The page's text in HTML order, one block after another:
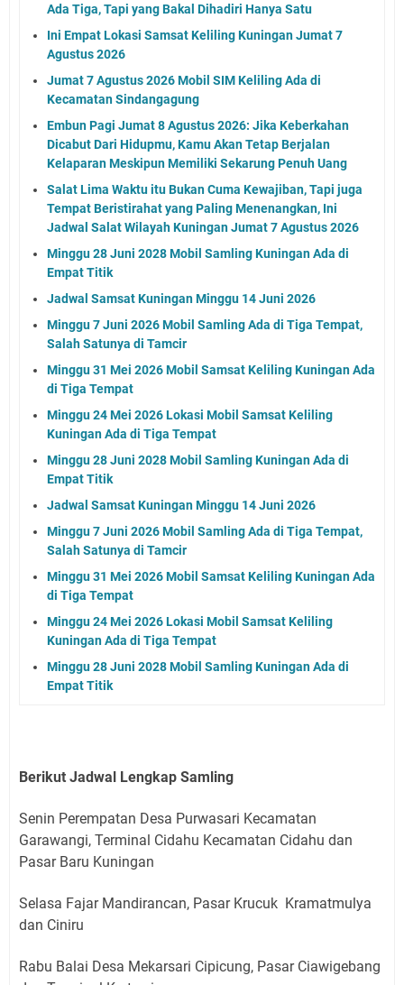
Ada Tiga, Tapi yang Bakal Dihadiri Hanya Satu
Ini Empat Lokasi Samsat Keliling Kuningan Jumat 7
Agustus 2026
Jumat 7 Agustus 2026 Mobil SIM Keliling Ada di
Kecamatan Sindangagung
Embun Pagi Jumat 8 Agustus 2026: Jika Keberkahan
Dicabut Dari Hidupmu, Kamu Akan Tetap Berjalan
Kelaparan Meskipun Memiliki Sekarung Penuh Uang
Salat Lima Waktu itu Bukan Cuma Kewajiban, Tapi juga
Tempat Beristirahat yang Paling Menenangkan, Ini
Jadwal Salat Wilayah Kuningan Jumat 7 Agustus 2026
Minggu 28 Juni 2028 Mobil Samling Kuningan Ada di
Empat Titik
Jadwal Samsat Kuningan Minggu 14 Juni 2026
Minggu 7 Juni 2026 Mobil Samling Ada di Tiga Tempat,
Salah Satunya di Tamcir
Minggu 31 Mei 2026 Mobil Samsat Keliling Kuningan Ada
di Tiga Tempat
Minggu 24 Mei 2026 Lokasi Mobil Samsat Keliling
Kuningan Ada di Tiga Tempat
Minggu 28 Juni 2028 Mobil Samling Kuningan Ada di
Empat Titik
Jadwal Samsat Kuningan Minggu 14 Juni 2026
Minggu 7 Juni 2026 Mobil Samling Ada di Tiga Tempat,
Salah Satunya di Tamcir
Minggu 31 Mei 2026 Mobil Samsat Keliling Kuningan Ada
di Tiga Tempat
Minggu 24 Mei 2026 Lokasi Mobil Samsat Keliling
Kuningan Ada di Tiga Tempat
Minggu 28 Juni 2028 Mobil Samling Kuningan Ada di
Empat Titik
Berikut Jadwal Lengkap Samling
Senin Perempatan Desa Purwasari Kecamatan
Garawangi, Terminal Cidahu Kecamatan Cidahu dan
Pasar Baru Kuningan
Selasa Fajar Mandirancan, Pasar Krucuk Kramatmulya
dan Ciniru
Rabu Balai Desa Mekarsari Cipicung, Pasar Ciawigebang